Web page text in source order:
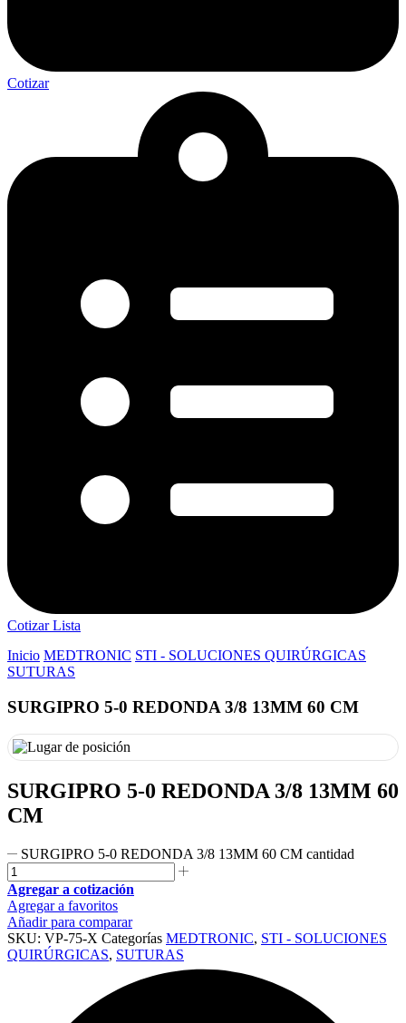
Cotizar
Cotizar Lista
Inicio MEDTRONIC STI - SOLUCIONES QUIRÚRGICAS
SUTURAS
SURGIPRO 5-0 REDONDA 3/8 13MM 60 CM
SURGIPRO 5-0 REDONDA 3/8 13MM 60
CM
SURGIPRO 5-0 REDONDA 3/8 13MM 60 CM cantidad
Agregar a cotización
Agregar a favoritos
Añadir para comparar
SKU: VP-75-X Categorías MEDTRONIC, STI - SOLUCIONES
QUIRÚRGICAS, SUTURAS